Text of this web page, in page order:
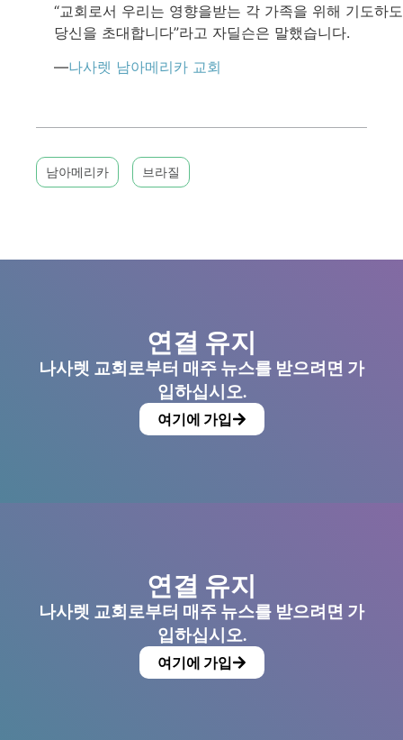
“교회로서 우리는 영향을받는 각 가족을 위해 기도하
당신을 초대합니다”라고 자딜슨은 말했습니다.
—나사렛 남아메리카 교회
남아메리카 브라질
연결 유지
나사렛 교회로부터 매주 뉴스를 받으려면 가
입하십시오.
여기에 가입
연결 유지
나사렛 교회로부터 매주 뉴스를 받으려면 가
입하십시오.
여기에 가입